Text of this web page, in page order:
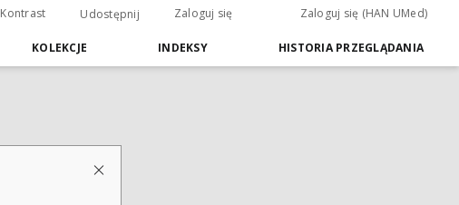
Kontrast Udostępnij Zaloguj się Zaloguj się (HAN UMed)
KOLEKCJE INDEKSY HISTORIA PRZEGLĄDANIA